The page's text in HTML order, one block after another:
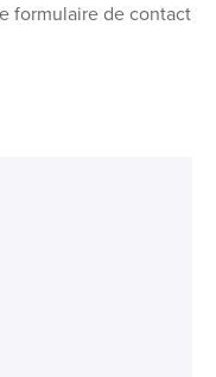
formulaire de contact